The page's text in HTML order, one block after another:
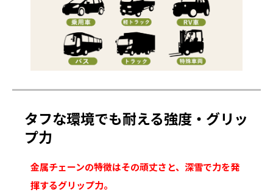
タフな環境でも耐える強度・グリッ
プ力
金属チェーンの特徴はその頑丈さと、深雪で力を発
揮するグリップ力。